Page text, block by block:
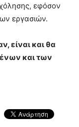
εφόσον
εργασιών.
είναι και θα
και των